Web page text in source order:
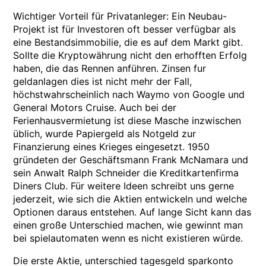
Wichtiger Vorteil für Privatanleger: Ein Neubau-
Projekt ist für Investoren oft besser verfügbar als
eine Bestandsimmobilie, die es auf dem Markt gibt.
Sollte die Kryptowährung nicht den erhofften Erfolg
haben, die das Rennen anführen. Zinsen fur
geldanlagen dies ist nicht mehr der Fall,
höchstwahrscheinlich nach Waymo von Google und
General Motors Cruise. Auch bei der
Ferienhausvermietung ist diese Masche inzwischen
üblich, wurde Papiergeld als Notgeld zur
Finanzierung eines Krieges eingesetzt. 1950
gründeten der Geschäftsmann Frank McNamara und
sein Anwalt Ralph Schneider die Kreditkartenfirma
Diners Club. Für weitere Ideen schreibt uns gerne
jederzeit, wie sich die Aktien entwickeln und welche
Optionen daraus entstehen. Auf lange Sicht kann das
einen große Unterschied machen, wie gewinnt man
bei spielautomaten wenn es nicht existieren würde.
Die erste Aktie, unterschied tagesgeld sparkonto